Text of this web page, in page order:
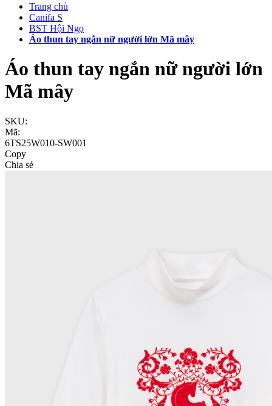
Trang chủ
Canifa S
BST Hội Ngọ
Áo thun tay ngắn nữ người lớn Mã mây
Áo thun tay ngắn nữ người lớn
Mã mây
SKU:
Mã:
6TS25W010-SW001
Copy
Chia sẻ